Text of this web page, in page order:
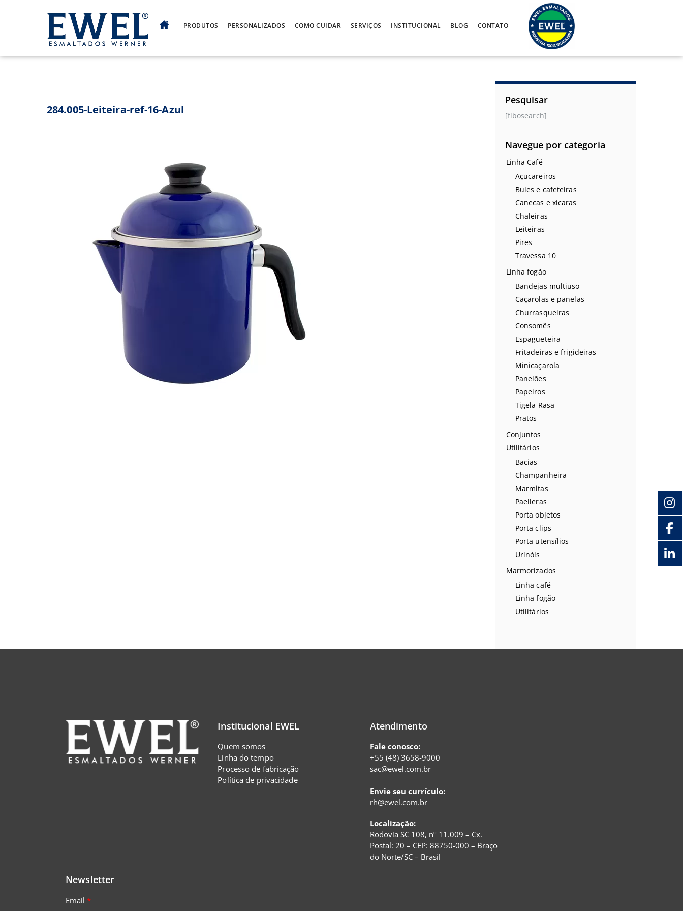
PRODUTOS PERSONALIZADOS COMO CUIDAR SERVIÇOS INSTITUCIONAL BLOG CONTATO
284.005-Leiteira-ref-16-Azul
Pesquisar
[fibosearch]
Navegue por categoria
Linha Café
Açucareiros
Bules e cafeteiras
Canecas e xícaras
Chaleiras
Leiteiras
Pires
Travessa 10
Linha fogão
Bandejas multiuso
Caçarolas e panelas
Churrasqueiras
Consomês
Espagueteira
Fritadeiras e frigideiras
Minicaçarola
Panelões
Papeiros
Tigela Rasa
Pratos
Conjuntos
Utilitários
Bacias
Champanheira
Marmitas
Paelleras
Porta objetos
Porta clips
Porta utensílios
Urinóis
Marmorizados
Linha café
Linha fogão
Utilitários
Institucional EWEL
Quem somos
Linha do tempo
Processo de fabricação
Política de privacidade
Atendimento
Fale conosco:
+55 (48) 3658-9000
sac@ewel.com.br
Envie seu currículo:
rh@ewel.com.br
Localização:
Rodovia SC 108, nº 11.009 – Cx.
Postal: 20 – CEP: 88750-000 – Braço
do Norte/SC – Brasil
Newsletter
Email*